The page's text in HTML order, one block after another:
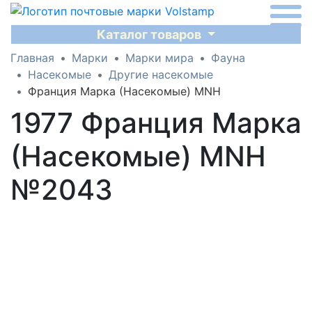
Каталог товаров
Главная Марки Марки мира
Фауна
Насекомые
Другие насекомые
Франция Марка (Насекомые) MNH
1977 Франция Марка
(Насекомые) MNH
№2043